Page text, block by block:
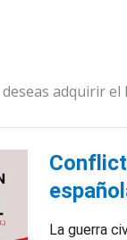
adquirir
La guerra